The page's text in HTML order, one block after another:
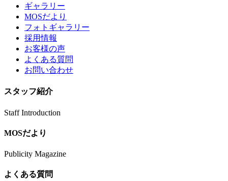
ギャラリー
MOSだより
フォトギャラリー
採用情報
お客様の声
よくある質問
お問い合わせ
スタッフ紹介
Staff Introduction
MOSだより
Publicity Magazine
よくある質問